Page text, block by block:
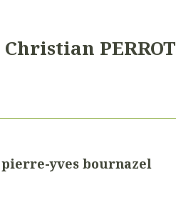
Christian PERROT
pierre-yves bournazel